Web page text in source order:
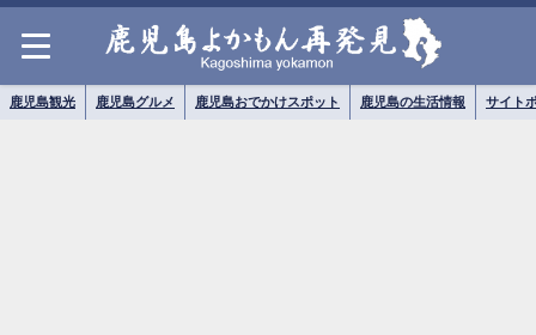
鹿児島観光 鹿児島グルメ 鹿児島おでかけスポット 鹿児島の生活情報 サイト